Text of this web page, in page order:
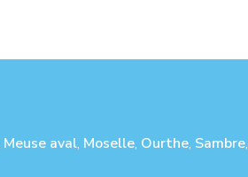
Meuse aval, Moselle, Ourthe, Sambre,